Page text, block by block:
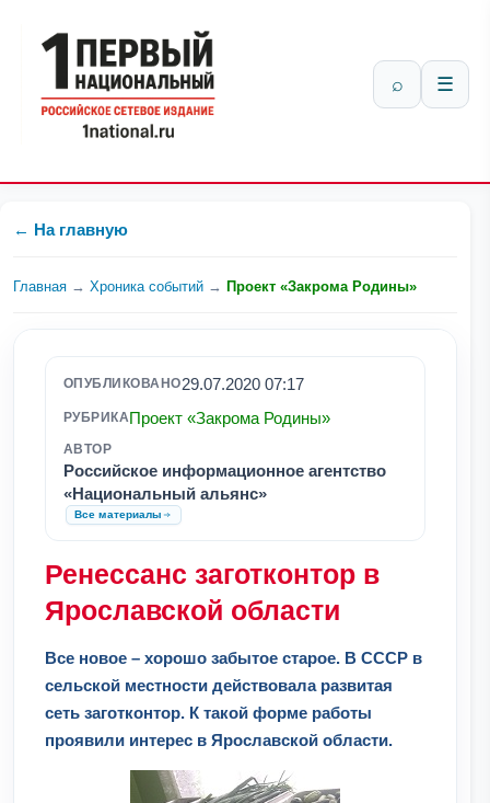
⌕ ☰
← На главную
Главная → Хроника событий → Проект «Закрома Родины»
ОПУБЛИКОВАНО29.07.2020 07:17
РУБРИКАПроект «Закрома Родины»
АВТОР
Российское информационное агентство
«Национальный альянс»
Все материалы
Ренессанс заготконтор в
Ярославской области
Все новое – хорошо забытое старое. В СССР в
сельской местности действовала развитая
сеть заготконтор. К такой форме работы
проявили интерес в Ярославской области.